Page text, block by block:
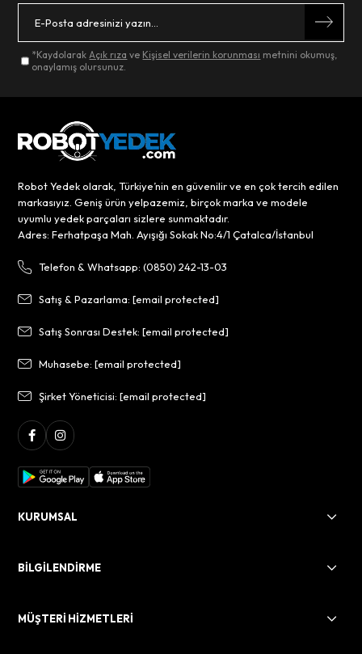
*KaydolarakAçık rıza ve Kişisel verilerin korunması metnini okumuş,
onaylamış olursunuz.
Robot Yedek olarak, Türkiye’nin en güvenilir ve en çok tercih edilen
markasıyız. Geniş ürün yelpazemiz, birçok marka ve modele
uyumlu yedek parçaları sizlere sunmaktadır.
Adres: Ferhatpaşa Mah. Ayışığı Sokak No:4/1 Çatalca/İstanbul
Telefon & Whatsapp: (0850) 242-13-03
Satış & Pazarlama:[email protected]
Satış Sonrası Destek:[email protected]
Muhasebe:[email protected]
Şirket Yöneticisi:[email protected]
KURUMSAL
BİLGİLENDİRME
MÜŞTERİ HİZMETLERİ